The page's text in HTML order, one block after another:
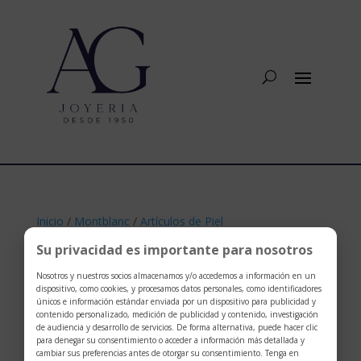
Inicio / Montblanc / Artículos de Piel
Su privacidad es importante para nosotros
Nosotros y nuestros socios almacenamos y/o accedemos a información en un
dispositivo, como cookies, y procesamos datos personales, como identificadores
únicos e información estándar enviada por un dispositivo para publicidad y
contenido personalizado, medición de publicidad y contenido, investigación
de audiencia y desarrollo de servicios. De forma alternativa, puede hacer clic
para denegar su consentimiento o acceder a información más detallada y
cambiar sus preferencias antes de otorgar su consentimiento. Tenga en